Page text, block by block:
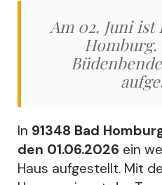
Am 02. Juni ist
Homburg.
In 91348 Bad
den 01.06.2026 ein
Haus aufgestellt. Mit